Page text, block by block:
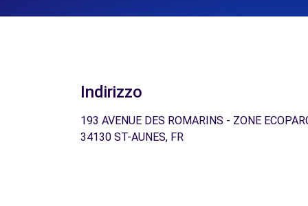
Indirizzo
193 AVENUE DES ROMARINS - ZONE
34130 ST-AUNES, FR